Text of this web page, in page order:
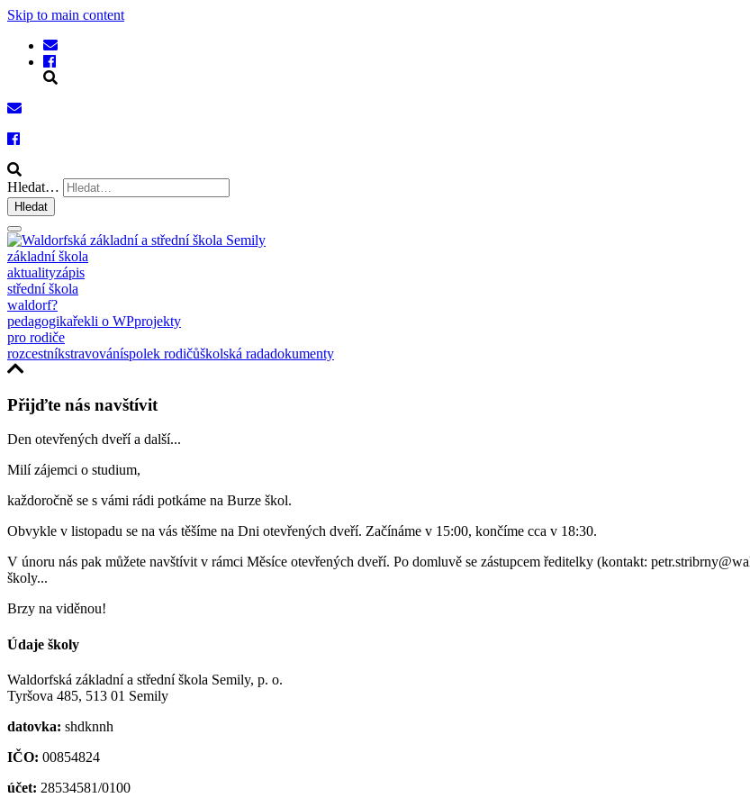
Skip to main content
Hledat…
Hledat
základní škola
aktualityzápis
střední škola
waldorf?
pedagogikařekli o WPprojekty
pro rodiče
rozcestníkstravováníspolek rodičůškolská radadokumenty
Přijďte nás navštívit
Den otevřených dveří a další...
Milí zájemci o studium,
každoročně se s vámi rádi potkáme na Burze škol.
Obvykle v listopadu se na vás těšíme na Dni otevřených dveří. Začínáme v 15:00, končíme cca v 18:30.
V únoru nás pak můžete navštívit v rámci Měsíce otevřených dveří. Po domluvě se zástupcem ředitelky (kontakt:
školy...
Brzy na viděnou!
Údaje školy
Waldorfská základní a střední škola Semily, p. o.
Tyršova 485, 513 01 Semily
datovka: shdknnh
IČO: 00854824
účet: 28534581/0100